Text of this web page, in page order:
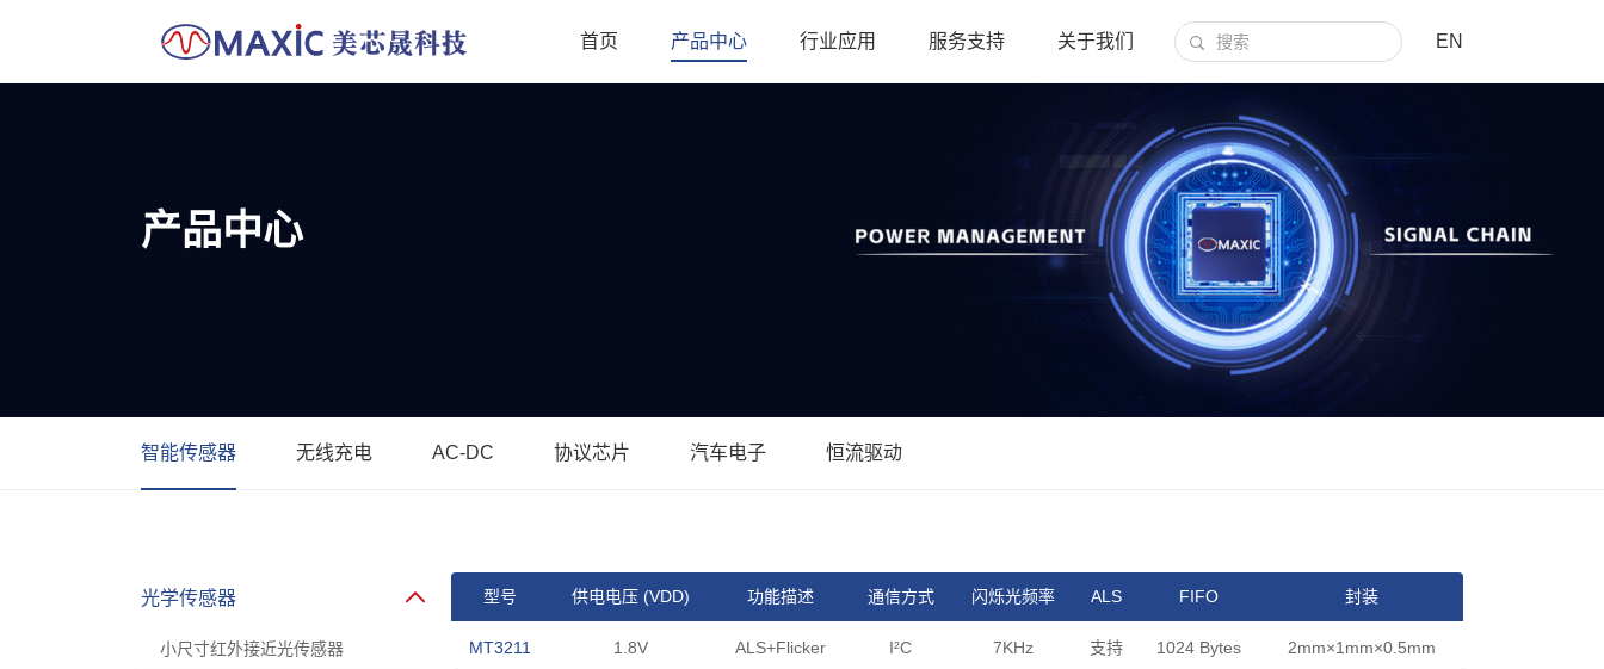
首页 产品中心 行业应用 服务支持 关于我们 EN
产品中心
智能传感器 无线充电 AC-DC 协议芯片 汽车电子 恒流驱动
光学传感器
小尺寸红外接近光传感器
型号 供电电压 (VDD) 功能描述 通信方式 闪烁光频率 ALS FIFO 封装
MT3211 1.8V ALS+Flicker I²C 7KHz 支持 1024 Bytes 2mm×1mm×0.5mm